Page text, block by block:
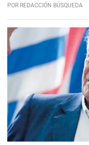
POR REDACCIÓN BÚSQUEDA